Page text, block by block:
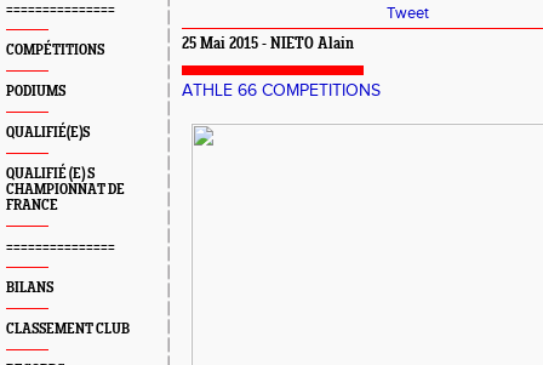
===============
COMPÉTITIONS
PODIUMS
QUALIFIÉ(E)S
QUALIFIÉ (E) S
CHAMPIONNAT DE
FRANCE
===============
BILANS
CLASSEMENT CLUB
Tweet
25 Mai 2015 - NIETO Alain
ATHLE 66 COMPETITIONS